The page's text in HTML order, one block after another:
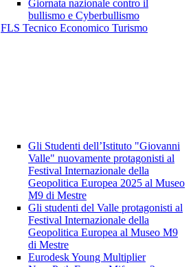
Giornata nazionale contro il
bullismo e Cyberbullismo
FLS Tecnico Economico Turismo
Gli Studenti dell’Istituto "Giovanni
Valle" nuovamente protagonisti al
Festival Internazionale della
Geopolitica Europea 2025 al Museo
M9 di Mestre
Gli studenti del Valle protagonisti al
Festival Internazionale della
Geopolitica Europea al Museo M9
di Mestre
Eurodesk Young Multiplier